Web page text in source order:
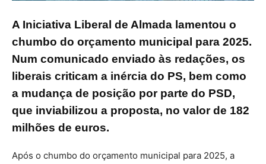
A Iniciativa Liberal de Almada lamentou o
chumbo do orçamento municipal para 2025.
Num comunicado enviado às redações, os
liberais criticam a inércia do PS, bem como
a mudança de posição por parte do PSD,
que inviabilizou a proposta, no valor de 182
milhões de euros.
Após o chumbo do orçamento municipal para 2025, a